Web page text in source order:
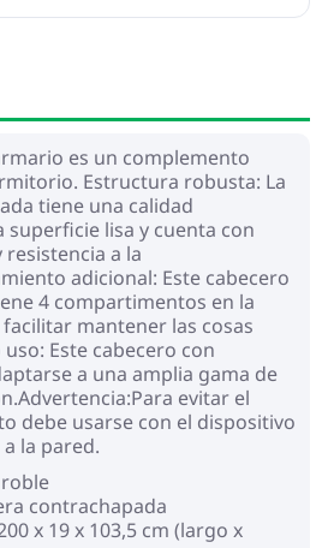
es un complemento
Estructura robusta: La
tiene una calidad
superficie lisa y cuenta con
a la
adicional: Este cabecero
4 compartimentos en la
mantener las cosas
Este cabecero con
a una amplia gama de
evitar el
debe usarse con el dispositivo
la pared.
contrachapada
x 19 x 103,5 cm (largo x